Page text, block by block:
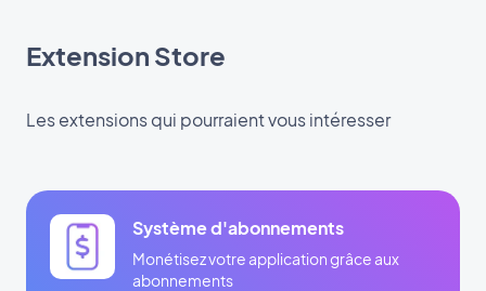
Extension Store
Les extensions qui pourraient vous intéresser
Système d'abonnements
Monétisez votre application grâce aux
abonnements